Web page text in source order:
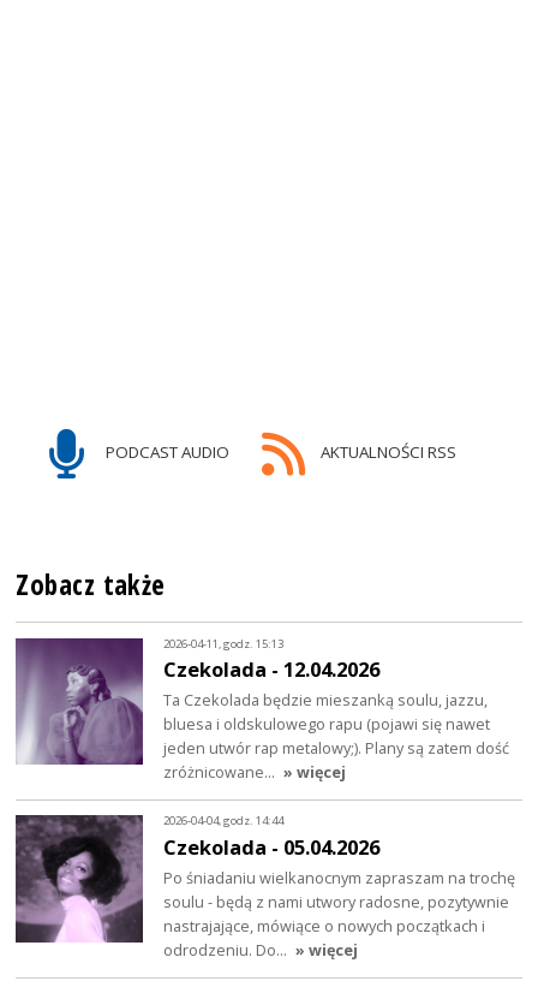
PODCAST AUDIO AKTUALNOŚCI RSS
Zobacz także
2026-04-11, godz. 15:13
Czekolada - 12.04.2026
Ta Czekolada będzie mieszanką soulu, jazzu,
bluesa i oldskulowego rapu (pojawi się nawet
jeden utwór rap metalowy;). Plany są zatem dość
zróżnicowane… » więcej
2026-04-04, godz. 14:44
Czekolada - 05.04.2026
Po śniadaniu wielkanocnym zapraszam na trochę
soulu - będą z nami utwory radosne, pozytywnie
nastrajające, mówiące o nowych początkach i
odrodzeniu. Do… » więcej